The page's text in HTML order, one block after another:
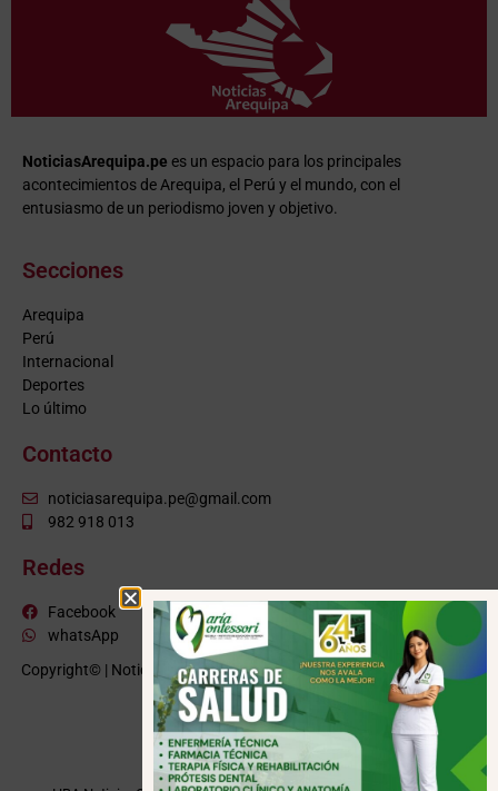
NoticiasArequipa.pe es un espacio para los principales
acontecimientos de Arequipa, el Perú y el mundo, con el
entusiasmo de un periodismo joven y objetivo.
Secciones
Arequipa
Perú
Internacional
Deportes
Lo último
Contacto
noticiasarequipa.pe@gmail.com
982 918 013
Redes
Facebook
whatsApp
Copyright© | NoticiasArequipa.pe | Grupo HBA Noticias| Todos los
derechos reservados
VISITE TAMBIÉN